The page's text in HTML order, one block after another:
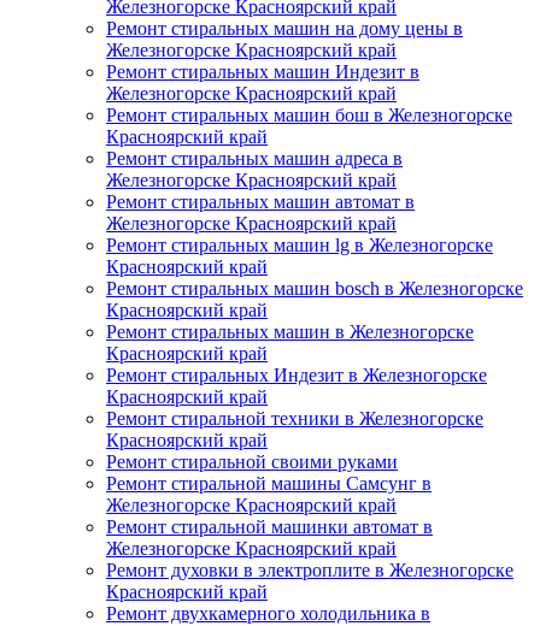
Железногорске Красноярский край
Ремонт стиральных машин на дому цены в
Железногорске Красноярский край
Ремонт стиральных машин Индезит в
Железногорске Красноярский край
Ремонт стиральных машин бош в Железногорске
Красноярский край
Ремонт стиральных машин адреса в
Железногорске Красноярский край
Ремонт стиральных машин автомат в
Железногорске Красноярский край
Ремонт стиральных машин lg в Железногорске
Красноярский край
Ремонт стиральных машин bosch в Железногорске
Красноярский край
Ремонт стиральных машин в Железногорске
Красноярский край
Ремонт стиральных Индезит в Железногорске
Красноярский край
Ремонт стиральной техники в Железногорске
Красноярский край
Ремонт стиральной своими руками
Ремонт стиральной машины Самсунг в
Железногорске Красноярский край
Ремонт стиральной машинки автомат в
Железногорске Красноярский край
Ремонт духовки в электроплите в Железногорске
Красноярский край
Ремонт двухкамерного холодильника в